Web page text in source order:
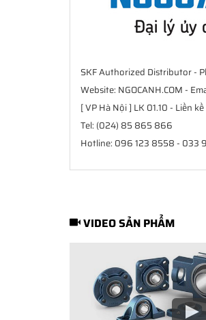
SKF Authorized Distributor -
Website: NGOCANH.COM -
[ VP Hà Nội ] LK 01.10 - Liền
Tel: (024) 85 865 866
Hotline: 096 123 8558 -
VIDEO SẢN PHẨM